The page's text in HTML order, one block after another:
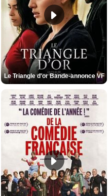
Le Triangle d'or Bande-annonce VF